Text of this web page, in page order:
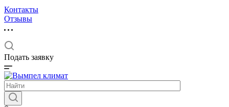
Контакты
Отзывы
Подать заявку